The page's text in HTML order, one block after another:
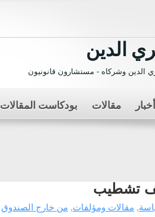
الدين
وشركاه - مستشارون قانونيون
أخبار مقالات بودكاست المقالات
تشطيب
, مقالات ومؤلفات, من خارج الصندوق